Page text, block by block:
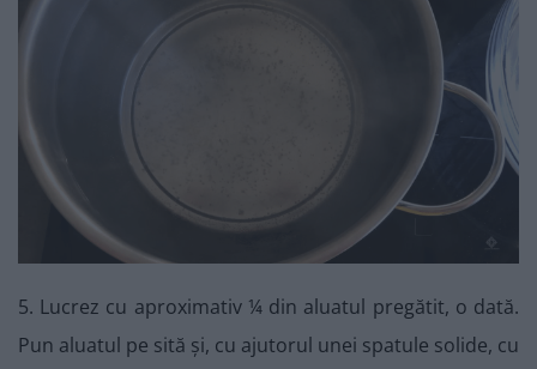
5. Lucrez cu aproximativ ¼ din aluatul pregătit, o dată.
Pun aluatul pe sită și, cu ajutorul unei spatule solide, cu